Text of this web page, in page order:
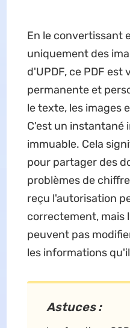
En le convertissant
uniquement des
d'UPDF, ce PDF est
permanente et
le texte, les images
C'est un instantané
immuable. Cela
pour partager des
problèmes de
reçu l'autorisation
correctement, mais
peuvent pas
les informations
Astuces :